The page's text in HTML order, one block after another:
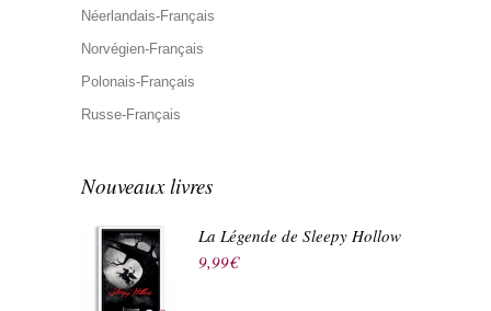
Néerlandais-Français
Norvégien-Français
Polonais-Français
Russe-Français
Nouveaux livres
La Légende de Sleepy Hollow
9,99€